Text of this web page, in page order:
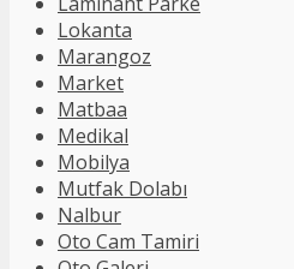
Lokanta
Marangoz
Market
Matbaa
Medikal
Mobilya
Mutfak Dolabı
Nalbur
Oto Cam Tamiri